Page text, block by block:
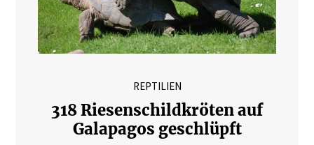
REPTILIEN
318 Riesenschildkröten auf
Galapagos geschlüpft